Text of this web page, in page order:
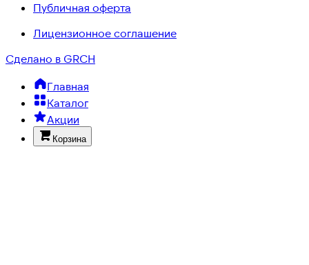
Публичная оферта
Лицензионное соглашение
Сделано в GRCH
Главная
Каталог
Акции
Корзина